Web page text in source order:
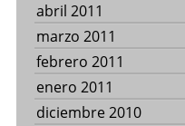
abril 2011
marzo 2011
febrero 2011
enero 2011
diciembre 2010